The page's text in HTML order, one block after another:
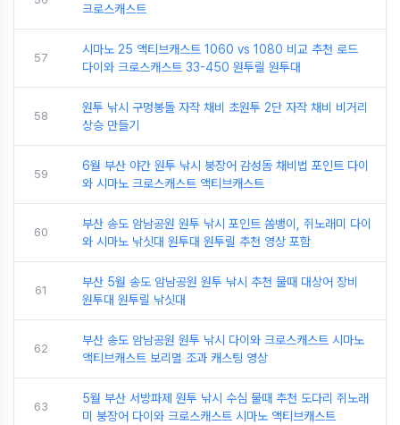
크로스캐스트
57
시마노 25 액티브캐스트 1060 vs 1080 비교 추천 로드
다이와 크로스캐스트 33-450 원투릴 원투대
58
원투 낚시 구멍봉돌 자작 채비 초원투 2단 자작 채비 비거리
상승 만들기
59
6월 부산 야간 원투 낚시 붕장어 감성돔 채비법 포인트 다이
와 시마노 크로스캐스트 액티브캐스트
60
부산 송도 암남공원 원투 낚시 포인트 쏨뱅이, 쥐노래미 다이
와 시마노 낚싯대 원투대 원투릴 추천 영상 포함
61
부산 5월 송도 암남공원 원투 낚시 추천 물때 대상어 장비
원투대 원투릴 낚싯대
62
부산 송도 암남공원 원투 낚시 다이와 크로스캐스트 시마노
액티브캐스트 보리멸 조과 캐스팅 영상
63
5월 부산 서방파제 원투 낚시 수심 물때 추천 도다리 쥐노래
미 붕장어 다이와 크로스캐스트 시마노 액티브캐스트